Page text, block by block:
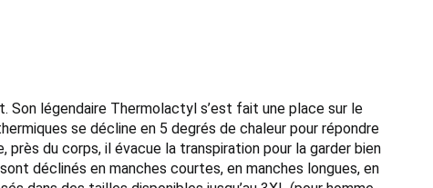
légendaire Thermolactyl s’est fait une place sur le
se décline en 5 degrés de chaleur pour répondre
du corps, il évacue la transpiration pour la garder bien
déclinés en manches courtes, en manches longues, en